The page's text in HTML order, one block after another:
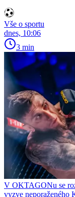
Vše o sportu
dnes, 10:06
3 min
V OKTAGONu se
vyzve neporaženého